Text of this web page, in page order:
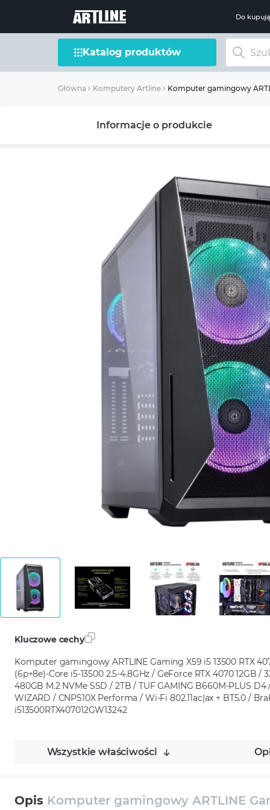
Do
Katalog produktów
Główna Komputery Artline Komputer gamingowy
Informacje o produkcie
Kluczowe cechy
Komputer gamingowy ARTLINE Gaming X59 i5 13500 RTX
(6p+8e)-Core i5-13500 2.5-4.8GHz / GeForce RTX 4070 12GB
480GB M.2 NVMe SSD / 2TB / TUF GAMING B660M-PLUS
WIZARD / CNPS10X Performa / Wi-Fi 802.11ac|ax + BT5.0 /
i513500RTX407012GW13242
Wszystkie właściwości
Opis Komputer gamingowy ARTLINE